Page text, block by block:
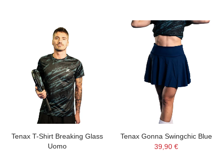
Tenax T-Shirt Breaking Glass
Uomo
Tenax Gonna Swingchic Blue
39,90 €